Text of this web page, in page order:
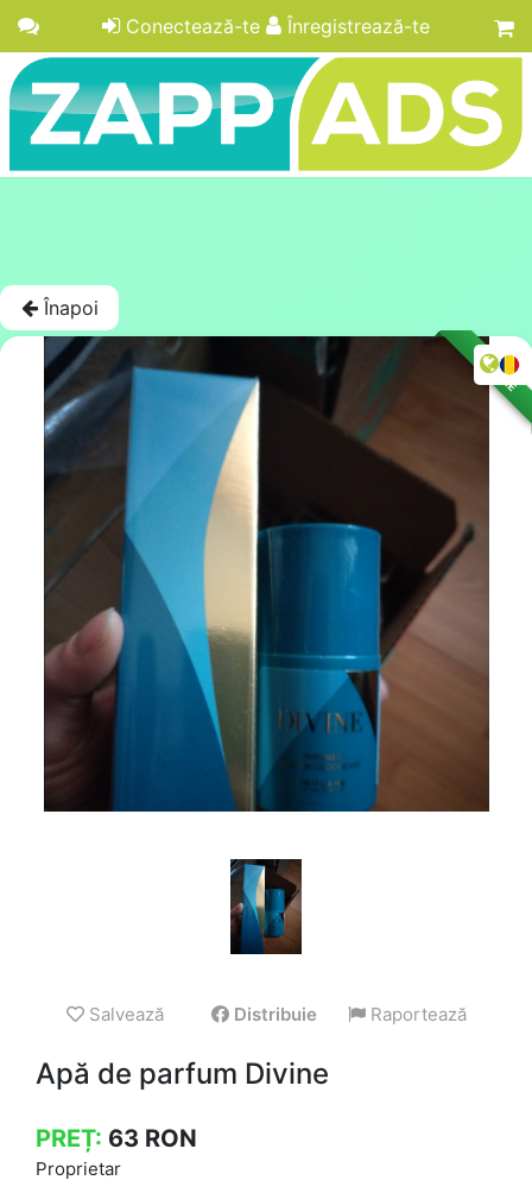
Conectează-te Înregistrează-te
Înapoi
LICITAȚIE
Salvează Distribuie Raportează
Apă de parfum Divine
PREȚ: 63 RON
Proprietar